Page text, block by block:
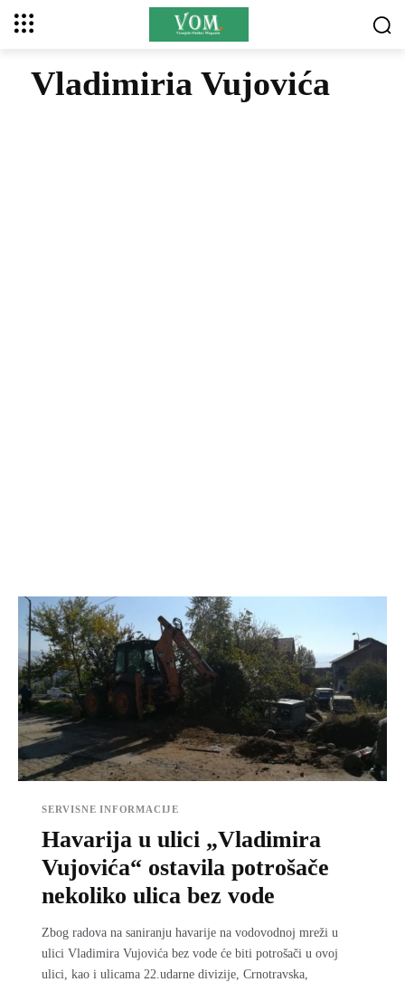
Vladimiria Vujovića
SERVISNE INFORMACIJE
Havarija u ulici „Vladimira
Vujovića“ ostavila potrošače
nekoliko ulica bez vode
Zbog radova na saniranju havarije na vodovodnoj mreži u
ulici Vladimira Vujovića bez vode će biti potrošači u ovoj
ulici, kao i ulicama 22.udarne divizije, Crnotravska,